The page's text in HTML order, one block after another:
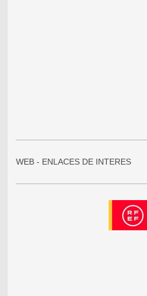
WEB - ENLACES DE INTERES